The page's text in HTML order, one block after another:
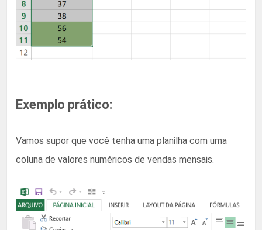
Exemplo prático:
Vamos supor que você tenha uma planilha com uma
coluna de valores numéricos de vendas mensais.